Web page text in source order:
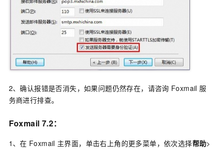
2、确认报错是否消失，如果问题仍然存在，请咨询 Foxmail 服
务商进行排查。
Foxmail 7.2：
1、在 Foxmail 主界面，单击右上角的更多菜单，依次选择帮助>